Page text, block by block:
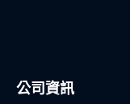
公司資訊